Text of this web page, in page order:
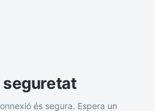
és segura. Espera un